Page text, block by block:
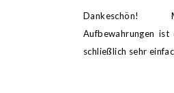
Aufbewahrungen ist
schließlich sehr